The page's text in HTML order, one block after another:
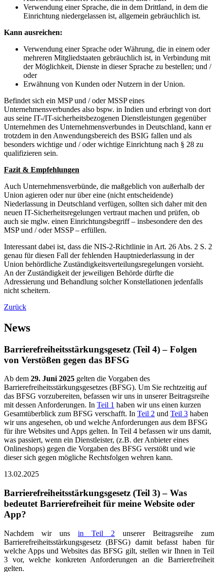
Verwendung einer Sprache, die in dem Drittland, in dem die
Einrichtung niedergelassen ist, allgemein gebräuchlich ist.
Kann ausreichen:
Verwendung einer Sprache oder Währung, die in einem oder
mehreren Mitgliedstaaten gebräuchlich ist, in Verbindung mit
der Möglichkeit, Dienste in dieser Sprache zu bestellen; und /
oder
Erwähnung von Kunden oder Nutzern in der Union.
Befindet sich ein MSP und / oder MSSP eines
Unternehmensverbundes also bspw. in Indien und erbringt von dort
aus seine IT-/IT-sicherheitsbezogenen Dienstleistungen gegenüber
Unternehmen des Unternehmensverbundes in Deutschland, kann er
trotzdem in den Anwendungsbereich des BSIG fallen und als
besonders wichtige und / oder wichtige Einrichtung nach § 28 zu
qualifizieren sein.
Fazit & Empfehlungen
Auch Unternehmensverbünde, die maßgeblich von außerhalb der
Union agieren oder nur über eine (nicht entscheidende)
Niederlassung in Deutschland verfügen, sollten sich daher mit den
neuen IT-Sicherheitsregelungen vertraut machen und prüfen, ob
auch sie mglw. einen Einrichtungsbegriff – insbesondere den des
MSP und / oder MSSP – erfüllen.
Interessant dabei ist, dass die NIS-2-Richtlinie in Art. 26 Abs. 2 S. 2
genau für diesen Fall der fehlenden Hauptniederlassung in der
Union behördliche Zuständigkeitsverteilungsregelungen vorsieht.
An der Zuständigkeit der jeweiligen Behörde dürfte die
Adressierung und Behandlung solcher Konstellationen jedenfalls
nicht scheitern.
Zurück
News
Barrierefreiheitsstärkungsgesetz (Teil 4) – Folgen
von Verstößen gegen das BFSG
Ab dem 29. Juni 2025 gelten die Vorgaben des
Barrierefreiheitsstärkungsgesetzes (BFSG). Um Sie rechtzeitig auf
das BFSG vorzubereiten, befassen wir uns in unserer Beitragsreihe
mit dessen Anforderungen. In Teil 1 haben wir uns einen kurzen
Gesamtüberblick zum BFSG verschafft. In Teil 2 und Teil 3 haben
wir uns angesehen, ob und welche Anforderungen aus dem BFSG
für ihre Websites und Apps gelten. In Teil 4 befassen wir uns damit,
was passiert, wenn ein Dienstleister, (z.B. der Anbieter eines
Onlineshops) gegen die Vorgaben des BFSG verstößt und wie
dieser sich gegen mögliche Rechtsfolgen wehren kann.
13.02.2025
Barrierefreiheitsstärkungsgesetz (Teil 3) – Was
bedeutet Barrierefreiheit für meine Website oder
App?
Nachdem wir uns in Teil 2 unserer Beitragsreihe zum
Barrierefreiheitsstärkungsgesetz (BFSG) damit befasst haben für
welche Apps und Websites das BFSG gilt, stellen wir Ihnen in Teil
3 vor, welche konkreten Anforderungen an die Barrierefreiheit
gelten.